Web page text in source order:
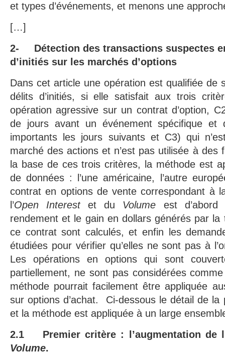
et types d’événements, et menons une
[…]
2- Détection des transactions suspectes
d’initiés sur les marchés d’options
Dans cet article une opération est qualifiée de
délits d’initiés, si elle satisfait aux trois
opération agressive sur un contrat d’option,
de jours avant un événement spécifique et
importants les jours suivants et C3) qui
marché des actions et n’est pas utilisée à des
la base de ces trois critères, la méthode est
de données : l’une américaine, l’autre
contrat en options de vente correspondant à
l’Open Interestet du Volume est
rendement et le gain en dollars générés par la
ce contrat sont calculés, et enfin les
étudiées pour vérifier qu’elles ne sont pas à
Les opérations en options qui sont
partiellement, ne sont pas considérées
méthode pourrait facilement être appliquée
sur options d’achat. Ci-dessous le détail de la
et la méthode est appliquée à un large
2.1 Premier critère : l’augmentation de
Volume.